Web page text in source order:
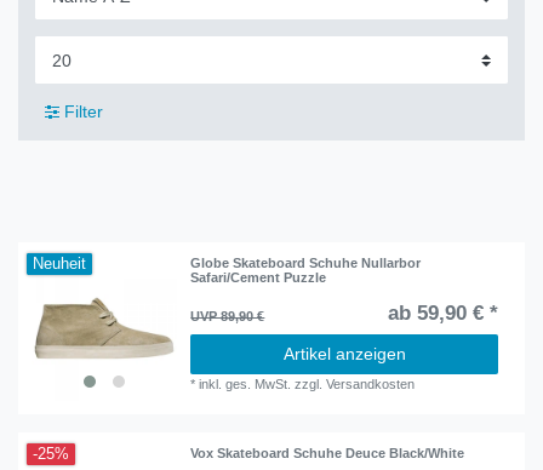
Filter
Neuheit
Globe Skateboard Schuhe Nullarbor
Safari/Cement Puzzle
UVP 89,90 € ab 59,90 € *
Artikel anzeigen
*inkl. ges. MwSt. zzgl.Versandkosten
-25% Vox Skateboard Schuhe Deuce Black/White